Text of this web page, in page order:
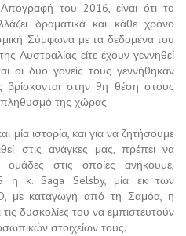
του 2016, είναι ότι το
δραματικά και κάθε χρόνο
Σύμφωνα με τα δεδομένα του
Αυστραλίας είτε έχουν γεννηθεί
οι δύο γονείς τους γεννήθηκαν
βρίσκονται στην 9η θέση στους
πληθυσμό της χώρας.
μία ιστορία, και για να ζητήσουμε
στις ανάγκες μας, πρέπει να
ομάδες στις οποίες ανήκουμε,
η κ. Saga Selsby, μία εκ των
με καταγωγή από τη Σαμόα, η
δυσκολίες του να εμπιστευτούν
στοιχείων τους.